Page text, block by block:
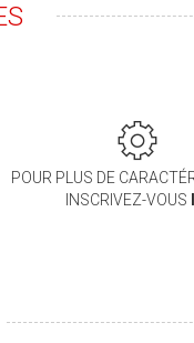
POUR PLUS DE
INSCRIVEZ-VOUS